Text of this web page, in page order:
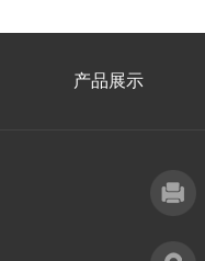
产品展示